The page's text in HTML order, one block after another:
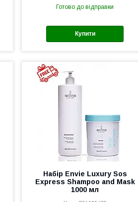
Готово до відправки
Купити
Набір Envie Luxury Sos
Express Shampoo and Mask
1000 мл